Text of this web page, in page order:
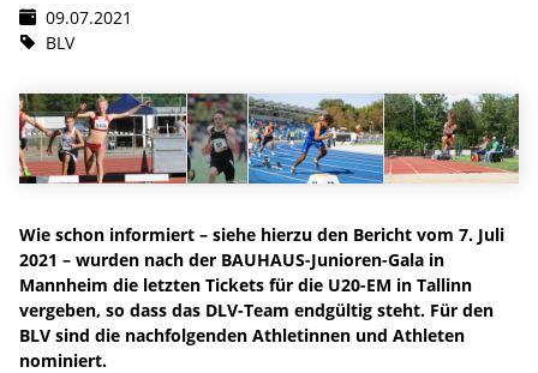
09.07.2021
BLV
Wie schon informiert – siehe hierzu den Bericht vom 7. Juli
2021 – wurden nach der BAUHAUS-Junioren-Gala in
Mannheim die letzten Tickets für die U20-EM in Tallinn
vergeben, so dass das DLV-Team endgültig steht. Für den
BLV sind die nachfolgenden Athletinnen und Athleten
nominiert.